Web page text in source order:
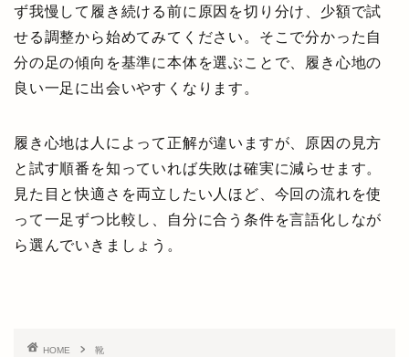
ず我慢して履き続ける前に原因を切り分け、少額で試
せる調整から始めてみてください。そこで分かった自
分の足の傾向を基準に本体を選ぶことで、履き心地の
良い一足に出会いやすくなります。
履き心地は人によって正解が違いますが、原因の見方
と試す順番を知っていれば失敗は確実に減らせます。
見た目と快適さを両立したい人ほど、今回の流れを使
って一足ずつ比較し、自分に合う条件を言語化しなが
ら選んでいきましょう。
HOME
靴